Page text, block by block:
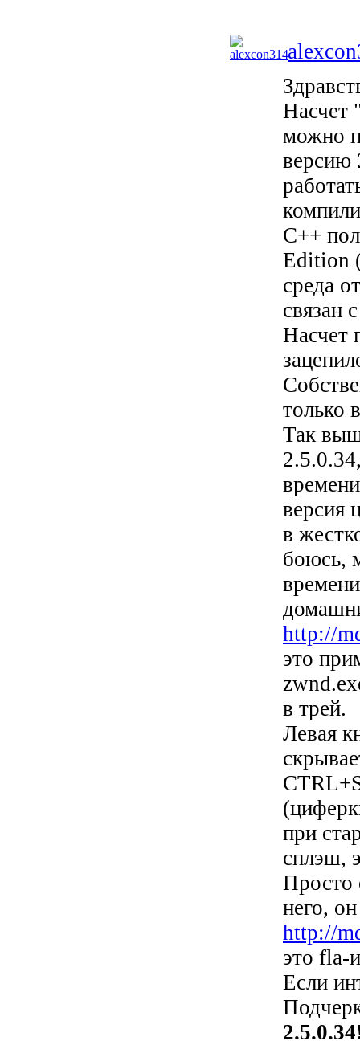
Насчет
можно
версию
С++
Edition
среда
связан
Насчет
только
Так
версия
в
боюсь,
http://
это
в трей.
Левая
при
сплэш,
Просто
него,
http://
это fla-
Если